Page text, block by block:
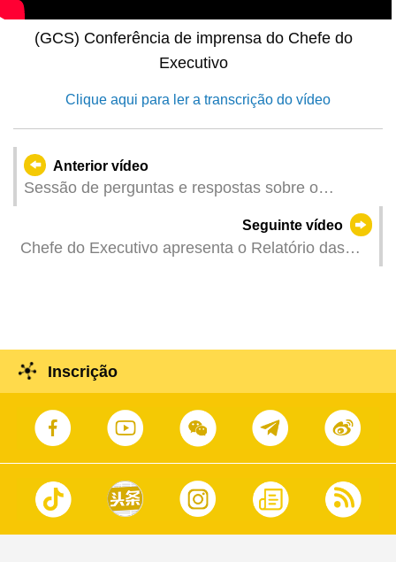
(GCS) Conferência de imprensa do Chefe do
Executivo
Clique aqui para ler a transcrição do vídeo
Anterior vídeo
Sessão de perguntas e respostas sobre o
Seguinte vídeo
Chefe do Executivo apresenta o Relatório das
Inscrição